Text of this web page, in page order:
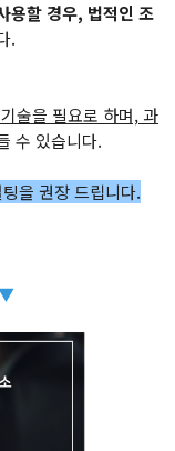
용할 경우, 법적인 조
.
술을 필요로 하며, 과
수 있습니다.
을 권장 드립니다.
▼